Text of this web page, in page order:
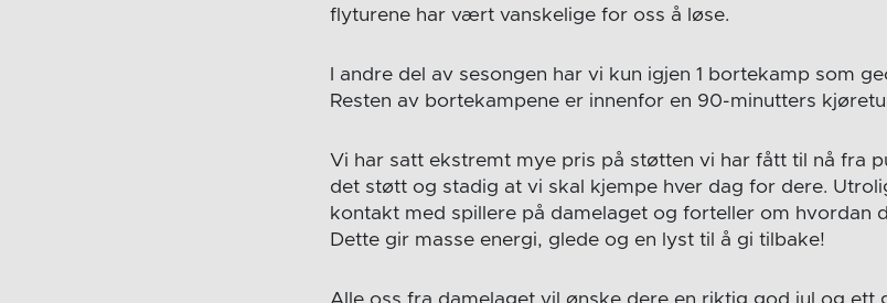
flyturene har vært vanskelige for oss å løse.
I andre del av sesongen har vi kun igjen 1 bortekamp som
Resten av bortekampene er innenfor en 90-minutters
Vi har satt ekstremt mye pris på støtten vi har fått til nå fra
det støtt og stadig at vi skal kjempe hver dag for dere.
kontakt med spillere på damelaget og forteller om hvordan
Dette gir masse energi, glede og en lyst til å gi tilbake!